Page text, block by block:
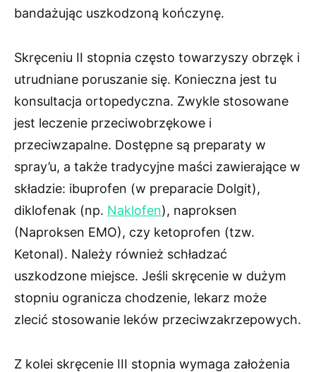
bandażując uszkodzoną kończynę.
Skręceniu II stopnia często towarzyszy obrzęk i
utrudniane poruszanie się. Konieczna jest tu
konsultacja ortopedyczna. Zwykle stosowane
jest leczenie przeciwobrzękowe i
przeciwzapalne. Dostępne są preparaty w
spray’u, a także tradycyjne maści zawierające w
składzie: ibuprofen (w preparacie Dolgit),
diklofenak (np. Naklofen), naproksen
(Naproksen EMO), czy ketoprofen (tzw.
Ketonal). Należy również schładzać
uszkodzone miejsce. Jeśli skręcenie w dużym
stopniu ogranicza chodzenie, lekarz może
zlecić stosowanie leków przeciwzakrzepowych.
Z kolei skręcenie III stopnia wymaga założenia